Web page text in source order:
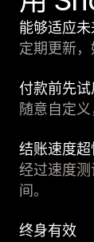
能够适应
定期更新
付款前先试
随意自定
结账速度超
经过速度
间。
终身有效